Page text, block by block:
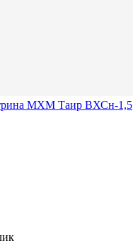
МХМ Таир ВХСн-1,5